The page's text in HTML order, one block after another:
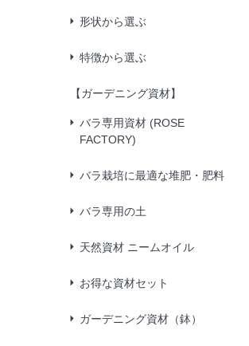
形状から選ぶ
特徴から選ぶ
【ガーデニング資材】
バラ専用資材 (ROSE
FACTORY)
バラ栽培に最適な堆肥・肥料
バラ専用の土
天然資材 ニームオイル
お得な資材セット
ガーデニング資材（鉢）